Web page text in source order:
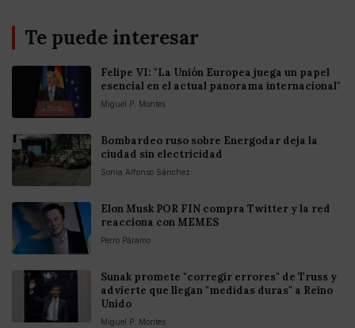
Te puede interesar
Felipe VI: "La Unión Europea juega un papel
esencial en el actual panorama internacional"
Miguel P. Montes
Bombardeo ruso sobre Energodar deja la
ciudad sin electricidad
Sonia Alfonso Sánchez
Elon Musk POR FIN compra Twitter y la red
reacciona con MEMES
Perro Páramo
Sunak promete "corregir errores" de Truss y
advierte que llegan "medidas duras" a Reino
Unido
Miguel P. Montes